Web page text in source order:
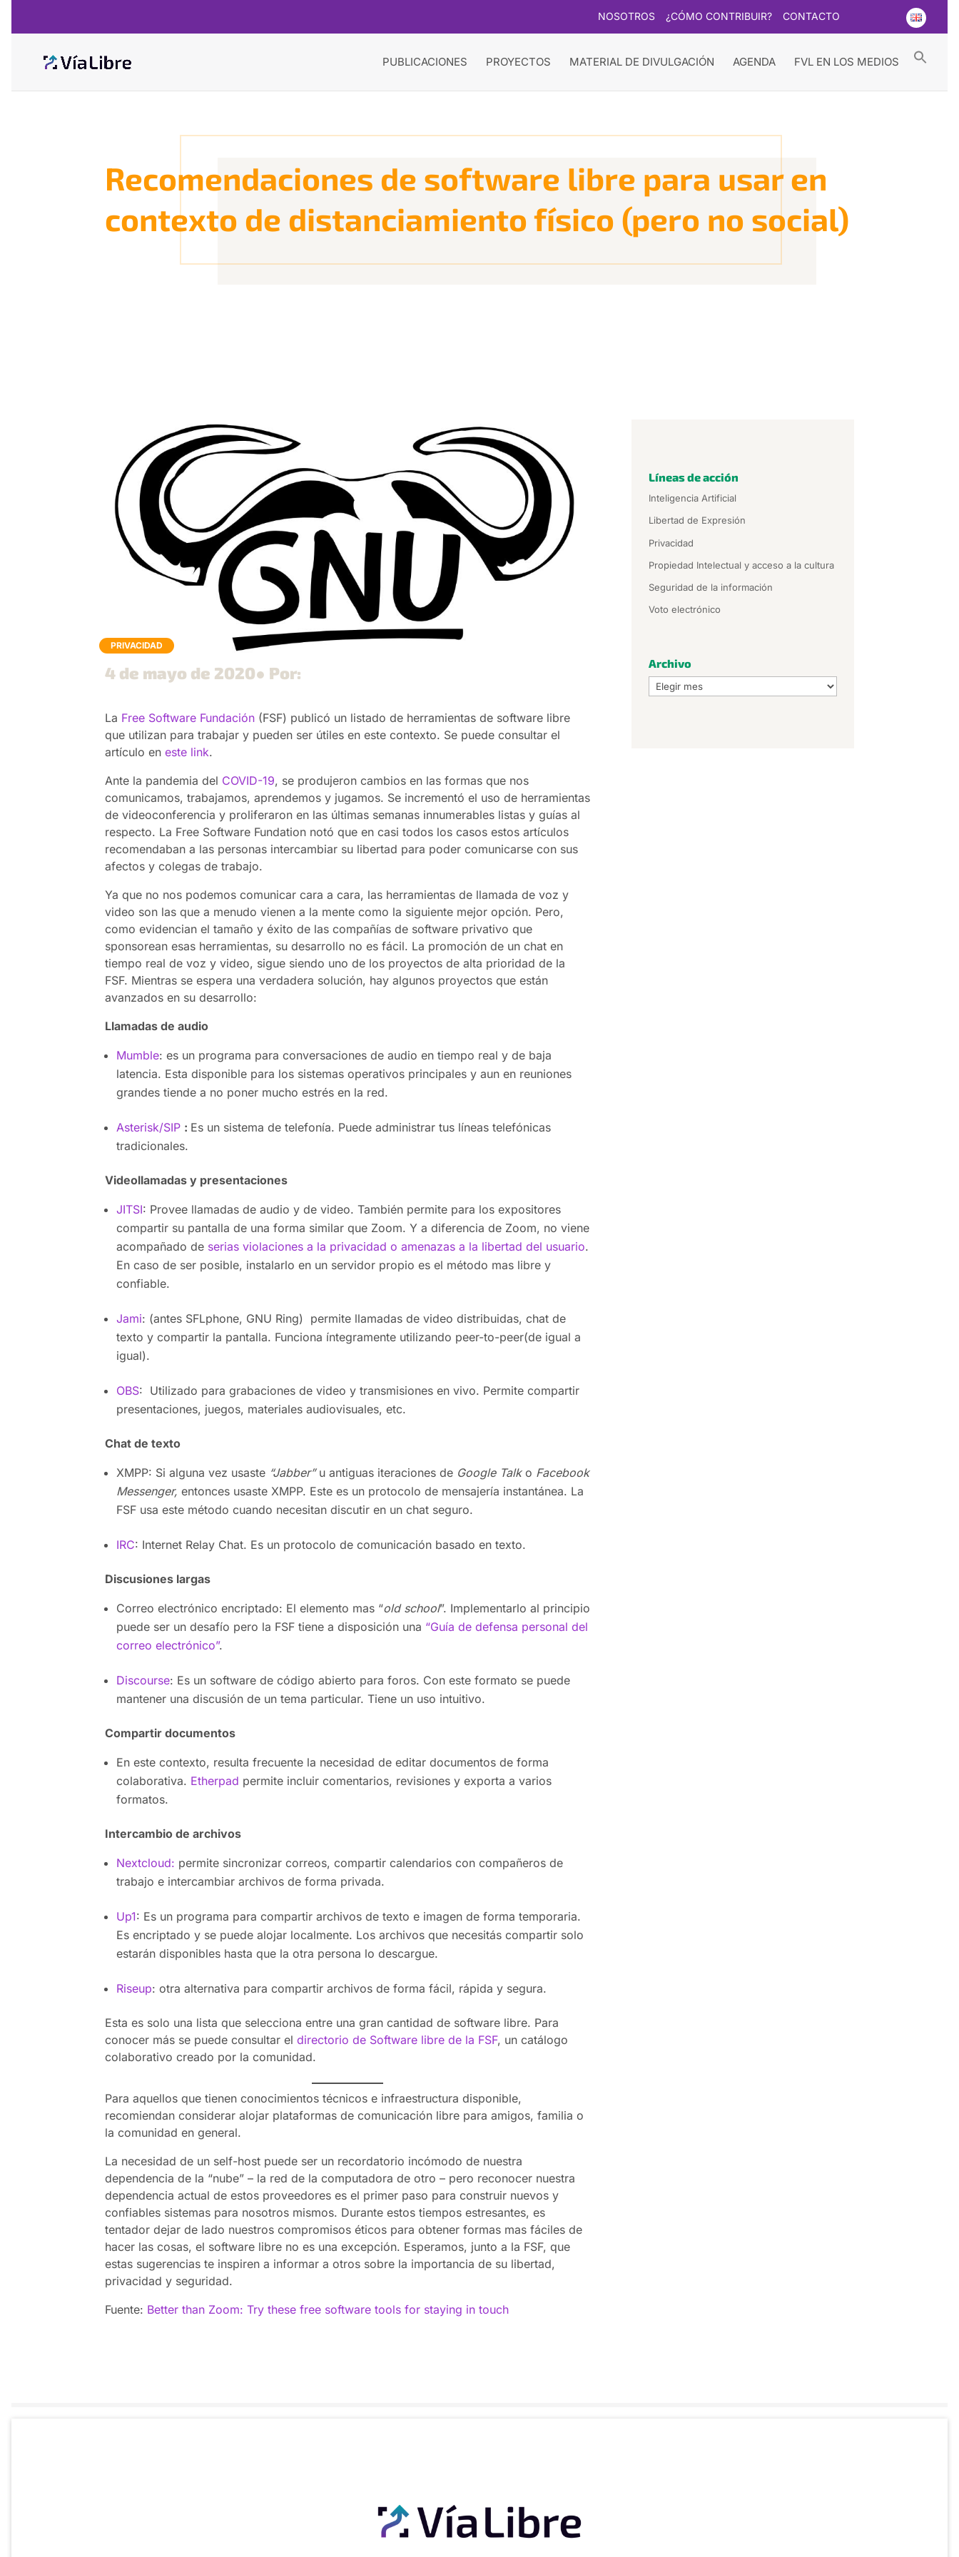
NOSOTROS ¿CÓMO CONTRIBUIR? CONTACTO
PUBLICACIONES PROYECTOS MATERIAL DE DIVULGACIÓN AGENDA FVL EN LOS MEDIOS
Recomendaciones de software libre para usar en
contexto de distanciamiento físico (pero no social)
PRIVACIDAD
4 de mayo de 2020● Por:
La Free Software Fundación (FSF) publicó un listado de herramientas de software libre
que utilizan para trabajar y pueden ser útiles en este contexto. Se puede consultar el
artículo eneste link.
Ante la pandemia del COVID-19, se produjeron cambios en las formas que nos
comunicamos, trabajamos, aprendemos y jugamos. Se incrementó el uso de herramientas
de videoconferencia y proliferaron en las últimas semanas innumerables listas y guías al
respecto. La Free Software Fundation notó que en casi todos los casos estos artículos
recomendaban a las personas intercambiar su libertad para poder comunicarse con sus
afectos y colegas de trabajo.
Ya que no nos podemos comunicar cara a cara, las herramientas de llamada de voz y
video son las que a menudo vienen a la mente como la siguiente mejor opción. Pero,
como evidencian el tamaño y éxito de las compañías de software privativo que
sponsorean esas herramientas, su desarrollo no es fácil. La promoción de un chat en
tiempo real de voz y video, sigue siendo uno de los proyectos de alta prioridad de la
FSF. Mientras se espera una verdadera solución, hay algunos proyectos que están
avanzados en su desarrollo:
Llamadas de audio
Mumble: es un programa para conversaciones de audio en tiempo real y de baja
latencia. Esta disponible para los sistemas operativos principales y aun en reuniones
grandes tiende a no poner mucho estrés en la red.
Asterisk/SIP : Es un sistema de telefonía. Puede administrar tus líneas telefónicas
tradicionales.
Videollamadas y presentaciones
JITSI: Provee llamadas de audio y de video. También permite para los expositores
compartir su pantalla de una forma similar que Zoom. Y a diferencia de Zoom, no viene
acompañado de serias violaciones a la privacidad o amenazas a la libertad del usuario.
En caso de ser posible, instalarlo en un servidor propio es el método mas libre y
confiable.
Jami: (antes SFLphone, GNU Ring) permite llamadas de video distribuidas, chat de
texto y compartir la pantalla. Funciona íntegramente utilizando peer-to-peer(de igual a
igual).
OBS: Utilizado para grabaciones de video y transmisiones en vivo. Permite compartir
presentaciones, juegos, materiales audiovisuales, etc.
Chat de texto
XMPP: Si alguna vez usaste “Jabber”u antiguas iteraciones de Google Talko Facebook
Messenger, entonces usaste XMPP. Este es un protocolo de mensajería instantánea. La
FSF usa este método cuando necesitan discutir en un chat seguro.
IRC: Internet Relay Chat. Es un protocolo de comunicación basado en texto.
Discusiones largas
Correo electrónico encriptado: El elemento mas “old school”. Implementarlo al principio
puede ser un desafío pero la FSF tiene a disposición una “Guía de defensa personal del
correo electrónico”.
Discourse: Es un software de código abierto para foros. Con este formato se puede
mantener una discusión de un tema particular. Tiene un uso intuitivo.
Compartir documentos
En este contexto, resulta frecuente la necesidad de editar documentos de forma
colaborativa. Etherpad permite incluir comentarios, revisiones y exporta a varios
formatos.
Intercambio de archivos
Nextcloud: permite sincronizar correos, compartir calendarios con compañeros de
trabajo e intercambiar archivos de forma privada.
Up1: Es un programa para compartir archivos de texto e imagen de forma temporaria.
Es encriptado y se puede alojar localmente. Los archivos que necesitás compartir solo
estarán disponibles hasta que la otra persona lo descargue.
Riseup: otra alternativa para compartir archivos de forma fácil, rápida y segura.
Esta es solo una lista que selecciona entre una gran cantidad de software libre. Para
conocer más se puede consultar eldirectorio de Software libre de la FSF, un catálogo
colaborativo creado por la comunidad.
Para aquellos que tienen conocimientos técnicos e infraestructura disponible,
recomiendan considerar alojar plataformas de comunicación libre para amigos, familia o
la comunidad en general.
La necesidad de un self-host puede ser un recordatorio incómodo de nuestra
dependencia de la “nube” – la red de la computadora de otro – pero reconocer nuestra
dependencia actual de estos proveedores es el primer paso para construir nuevos y
confiables sistemas para nosotros mismos. Durante estos tiempos estresantes, es
tentador dejar de lado nuestros compromisos éticos para obtener formas mas fáciles de
hacer las cosas, el software libre no es una excepción. Esperamos, junto a la FSF, que
estas sugerencias te inspiren a informar a otros sobre la importancia de su libertad,
privacidad y seguridad.
Fuente: Better than Zoom: Try these free software tools for staying in touch
Líneas de acción
Inteligencia Artificial
Libertad de Expresión
Privacidad
Propiedad Intelectual y acceso a la cultura
Seguridad de la información
Voto electrónico
Archivo
Archivo